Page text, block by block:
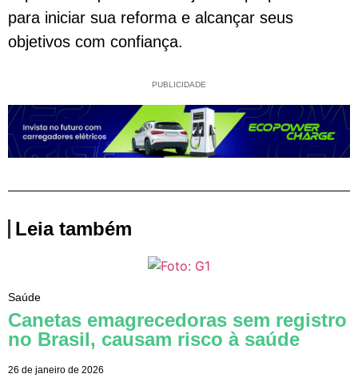
para iniciar sua reforma e alcançar seus
objetivos com confiança.
PUBLICIDADE
Leia também
Saúde
Canetas emagrecedoras sem registro
no Brasil, causam risco à saúde
26 de janeiro de 2026